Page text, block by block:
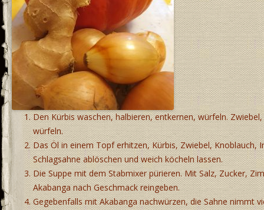
Den Kürbis waschen, halbieren, entkernen, würfeln.
würfeln.
Das Öl in einem Topf erhitzen, Kürbis, Zwiebel, Knoblauch,
Schlagsahne ablöschen und weich köcheln lassen.
Die Suppe mit dem Stabmixer pürieren. Mit Salz, Zucker,
Akabanga nach Geschmack reingeben.
Gegebenfalls mit Akabanga nachwürzen, die Sahne nimmt